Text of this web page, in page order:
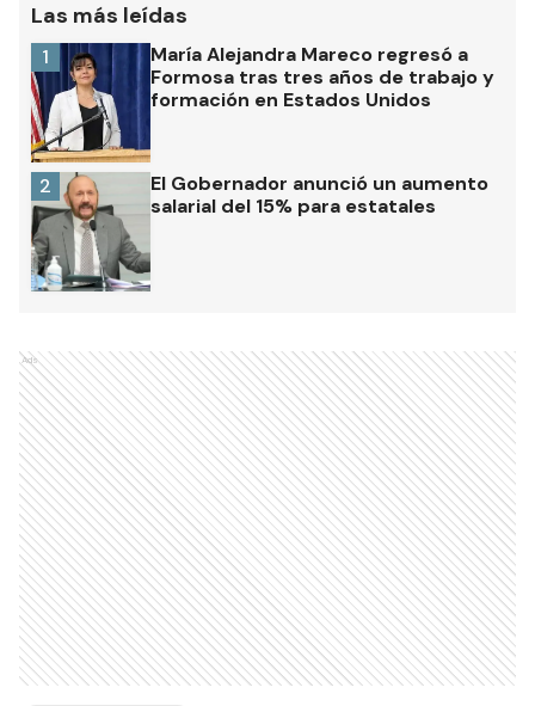
Las más leídas
María Alejandra Mareco regresó a
Formosa tras tres años de trabajo y
formación en Estados Unidos
1
El Gobernador anunció un aumento
salarial del 15% para estatales
2
Ads